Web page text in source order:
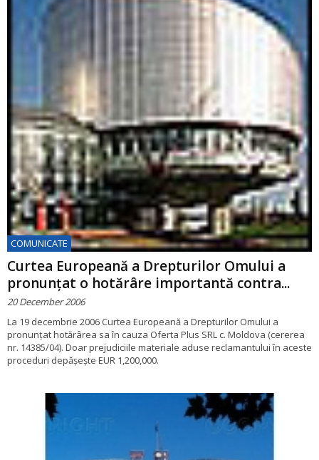
COMUNICATE
Curtea Europeană a Drepturilor Omului a
pronunțat o hotărâre importantă contra...
20 December 2006
La 19 decembrie 2006 Curtea Europeană a Drepturilor Omului a
pronunțat hotărârea sa în cauza Oferta Plus SRL c. Moldova (cererea
nr. 14385/04). Doar prejudiciile materiale aduse reclamantului în aceste
proceduri depășește EUR 1,200,000.